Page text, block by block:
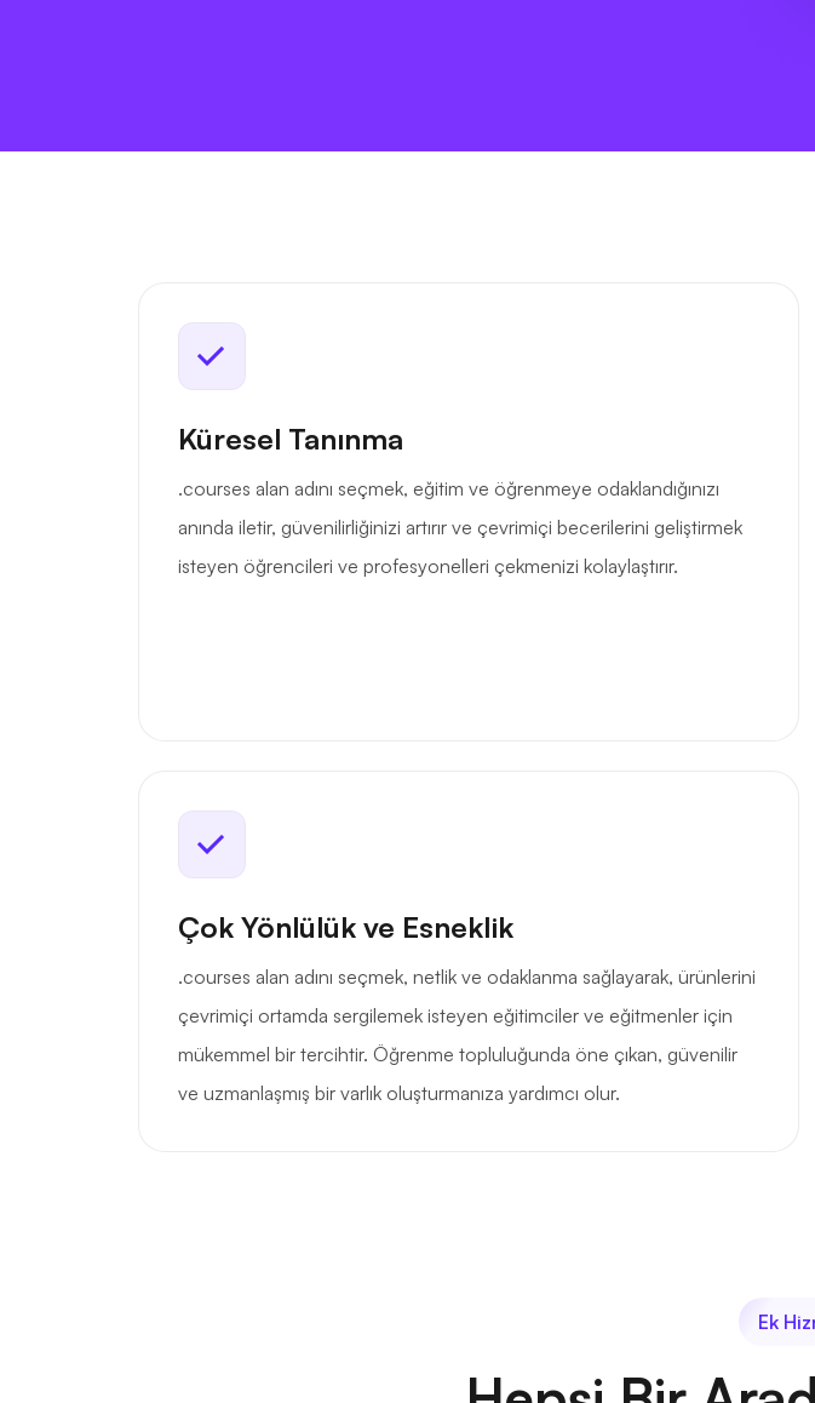
Küresel Tanınma
.courses alan adını seçmek, eğitim ve öğrenmeye odaklandığınızı
anında iletir, güvenilirliğinizi artırır ve çevrimiçi becerilerini geliştirmek
isteyen öğrencileri ve profesyonelleri çekmenizi kolaylaştırır.
Çok Yönlülük ve Esneklik
.courses alan adını seçmek, netlik ve odaklanma sağlayarak, ürünlerini
çevrimiçi ortamda sergilemek isteyen eğitimciler ve eğitmenler için
mükemmel bir tercihtir. Öğrenme topluluğunda öne çıkan, güvenilir
ve uzmanlaşmış bir varlık oluşturmanıza yardımcı olur.
Ek